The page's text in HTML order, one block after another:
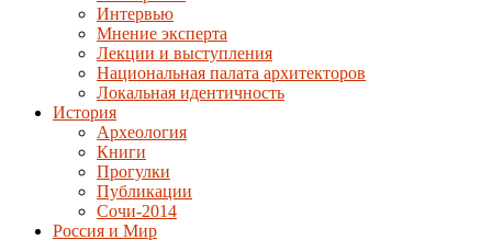
Интервью
Мнение эксперта
Лекции и выступления
Национальная палата архитекторов
Локальная идентичность
История
Археология
Книги
Прогулки
Публикации
Сочи-2014
Россия и Мир